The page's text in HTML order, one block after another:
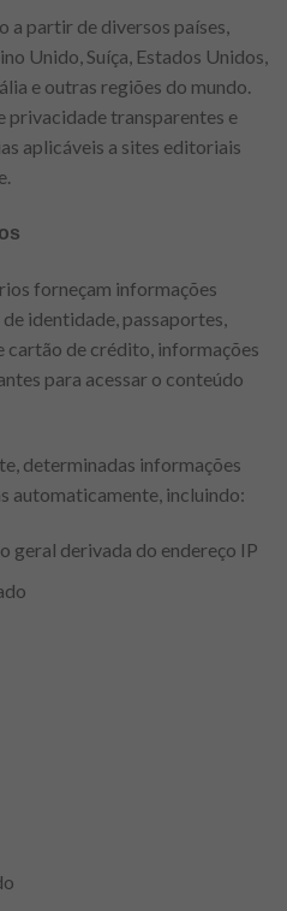
a partir de diversos países,
Unido, Suíça, Estados Unidos,
e outras regiões do mundo.
privacidade transparentes e
aplicáveis a sites editoriais
forneçam informações
identidade, passaportes,
cartão de crédito, informações
para acessar o conteúdo
determinadas informações
automaticamente, incluindo:
geral derivada do endereço IP